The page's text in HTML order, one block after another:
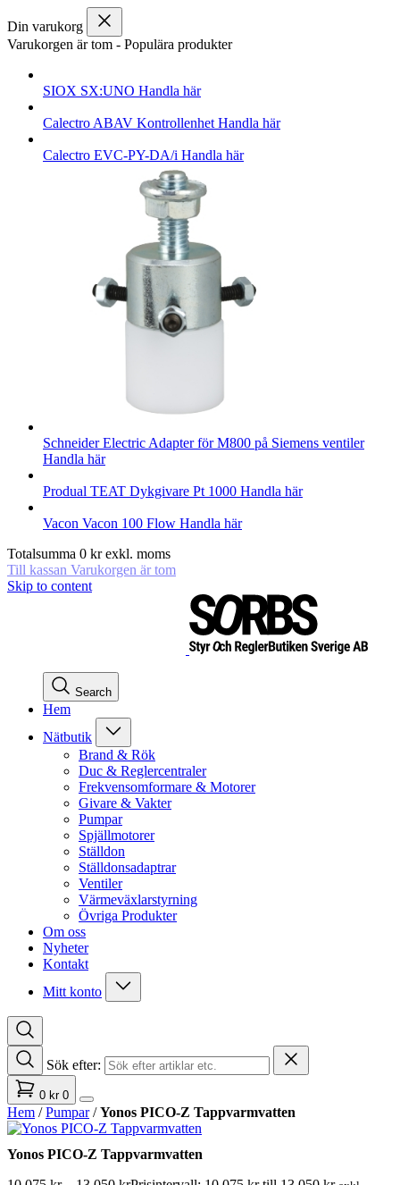
Din varukorg
Varukorgen är tom - Populära produkter
SIOX SX:UNO Handla här
Calectro ABAV Kontrollenhet Handla här
Calectro EVC-PY-DA/i Handla här
Schneider Electric Adapter för M800 på Siemens ventiler
Handla här
Produal TEAT Dykgivare Pt 1000 Handla här
Vacon Vacon 100 Flow Handla här
Totalsumma 0 kr exkl. moms
Till kassan Varukorgen är tom
Skip to content
Search
Hem
Nätbutik
Brand & Rök
Duc & Reglercentraler
Frekvensomformare & Motorer
Givare & Vakter
Pumpar
Spjällmotorer
Ställdon
Ställdonsadaptrar
Ventiler
Värmeväxlarstyrning
Övriga Produkter
Om oss
Nyheter
Kontakt
Mitt konto
Sök efter:
0 kr 0
Hem /Pumpar/Yonos PICO-Z Tappvarmvatten
Yonos PICO-Z Tappvarmvatten